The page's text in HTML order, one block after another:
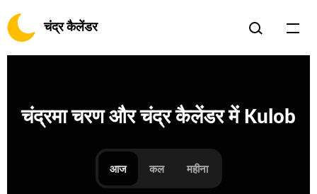
चंद्र कैलेंडर
चंद्रमा चरण और चंद्र कैलेंडर में Kulob
आज कल महीना